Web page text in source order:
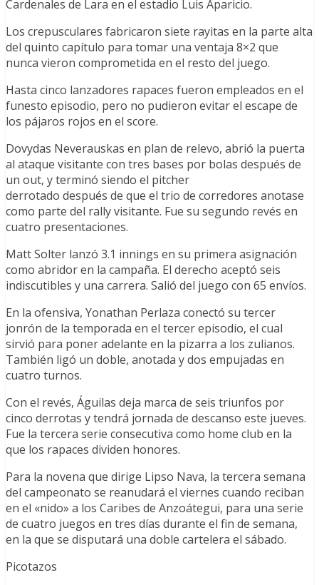
Cardenales de Lara en el estadio Luis Aparicio.
Los crepusculares fabricaron siete rayitas en la parte alta
del quinto capítulo para tomar una ventaja 8×2 que
nunca vieron comprometida en el resto del juego.
Hasta cinco lanzadores rapaces fueron empleados en el
funesto episodio, pero no pudieron evitar el escape de
los pájaros rojos en el score.
Dovydas Neverauskas en plan de relevo, abrió la puerta
al ataque visitante con tres bases por bolas después de
un out, y terminó siendo el pitcher
derrotado después de que el trio de corredores anotase
como parte del rally visitante. Fue su segundo revés en
cuatro presentaciones.
Matt Solter lanzó 3.1 innings en su primera asignación
como abridor en la campaña. El derecho aceptó seis
indiscutibles y una carrera. Salió del juego con 65 envíos.
En la ofensiva, Yonathan Perlaza conectó su tercer
jonrón de la temporada en el tercer episodio, el cual
sirvió para poner adelante en la pizarra a los zulianos.
También ligó un doble, anotada y dos empujadas en
cuatro turnos.
Con el revés, Águilas deja marca de seis triunfos por
cinco derrotas y tendrá jornada de descanso este jueves.
Fue la tercera serie consecutiva como home club en la
que los rapaces dividen honores.
Para la novena que dirige Lipso Nava, la tercera semana
del campeonato se reanudará el viernes cuando reciban
en el «nido» a los Caribes de Anzoátegui, para una serie
de cuatro juegos en tres días durante el fin de semana,
en la que se disputará una doble cartelera el sábado.
Picotazos